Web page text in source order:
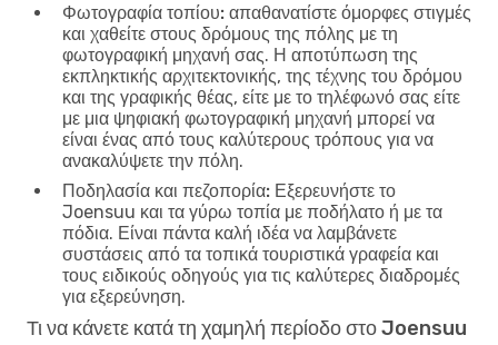
Φωτογραφία τοπίου: απαθανατίστε όμορφες στιγμές
και χαθείτε στους δρόμους της πόλης με τη
φωτογραφική μηχανή σας. Η αποτύπωση της
εκπληκτικής αρχιτεκτονικής, της τέχνης του δρόμου
και της γραφικής θέας, είτε με το τηλέφωνό σας είτε
με μια ψηφιακή φωτογραφική μηχανή μπορεί να
είναι ένας από τους καλύτερους τρόπους για να
ανακαλύψετε την πόλη.
Ποδηλασία και πεζοπορία: Εξερευνήστε το
Joensuu και τα γύρω τοπία με ποδήλατο ή με τα
πόδια. Είναι πάντα καλή ιδέα να λαμβάνετε
συστάσεις από τα τοπικά τουριστικά γραφεία και
τους ειδικούς οδηγούς για τις καλύτερες διαδρομές
για εξερεύνηση.
Τι να κάνετε κατά τη χαμηλή περίοδο στο Joensuu